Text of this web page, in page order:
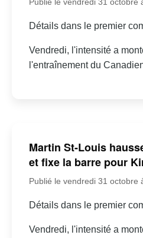
Détails dans le premier
Vendredi, l'intensité a
l'entraînement du
Martin St-Louis
et fixe la barre pour
Publié le vendredi 31 octobre
Détails dans le premier
Vendredi, l'intensité a